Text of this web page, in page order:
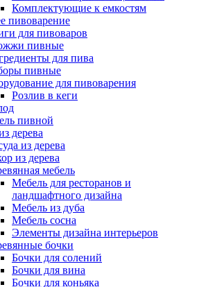
Комплектующие к емкостям
пивоварение
для пивоваров
пивные
для пива
пивные
для пивоварения
Розлив в кеги
пивной
дерева
из дерева
из дерева
мебель
Мебель для ресторанов и
ландшафтного дизайна
Мебель из дуба
Мебель сосна
Элементы дизайна интерьеров
бочки
Бочки для солений
Бочки для вина
Бочки для коньяка